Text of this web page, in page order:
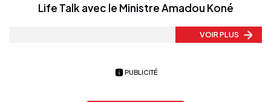
Life Talk avec le Ministre Amadou Koné
VOIR PLUS
PUBLICITÉ